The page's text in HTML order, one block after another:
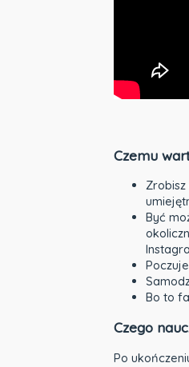
Czemu
Zrobisz
Być
Bo to
Czego
Po